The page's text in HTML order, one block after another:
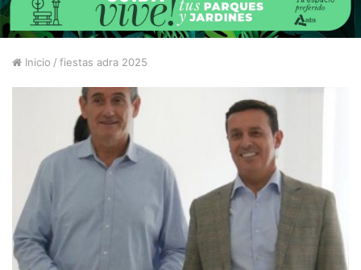
Inicio / fiestas adra 2025